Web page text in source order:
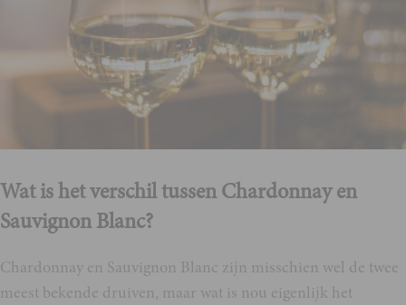
Wat is het verschil tussen Chardonnay en
Sauvignon Blanc?
Chardonnay en Sauvignon Blanc zijn misschien wel de twee
meest bekende druiven, maar wat is nou eigenlijk het